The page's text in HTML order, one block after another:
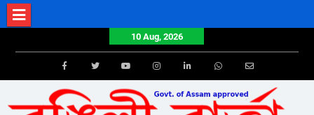
Skip
to
10 Aug, 2026
FacebookTwitterYoutube Email